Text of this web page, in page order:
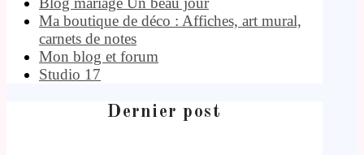
Ma boutique de déco : Affiches, art mural,
carnets de notes
Mon blog et forum
Studio 17
Dernier post